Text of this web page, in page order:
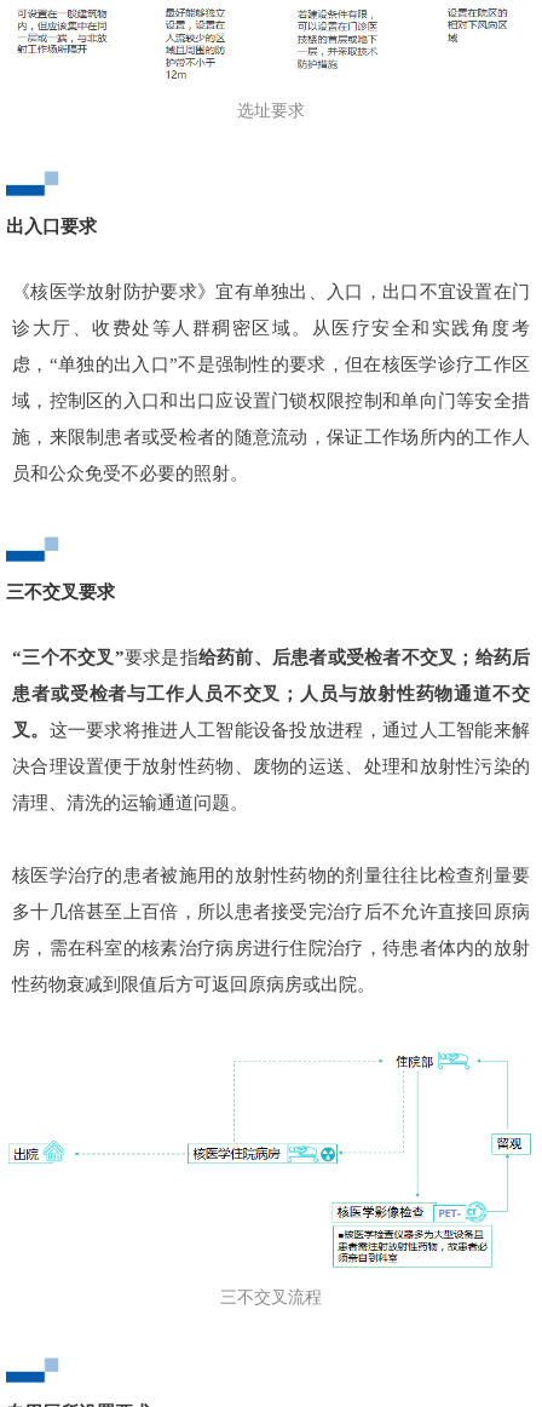
选址要求
出入口要求
《核医学放射防护要求》宜有单独出、入口，出口不宜设置在门
诊大厅、收费处等人群稠密区域。从医疗安全和实践角度考
虑，“单独的出入口”不是强制性的要求，但在核医学诊疗工作区
域，控制区的入口和出口应设置门锁权限控制和单向门等安全措
施，来限制患者或受检者的随意流动，保证工作场所内的工作人
员和公众免受不必要的照射。
三不交叉要求
“三个不交叉”要求是指给药前、后患者或受检者不交叉；给药后
患者或受检者与工作人员不交叉；人员与放射性药物通道不交
叉。 这一要求将推进人工智能设备投放进程，通过人工智能来解
决合理设置便于放射性药物、废物的运送、处理和放射性污染的
清理、清洗的运输通道问题。
核医学治疗的患者被施用的放射性药物的剂量往往比检查剂量要
多十几倍甚至上百倍，所以患者接受完治疗后不允许直接回原病
房，需在科室的核素治疗病房进行住院治疗，待患者体内的放射
性药物衰减到限值后方可返回原病房或出院。
三不交叉流程